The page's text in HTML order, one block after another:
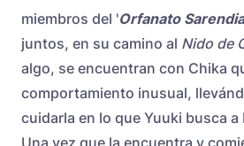
miembros del 'Orfanato Sarendia
juntos, en su camino al Nido de
algo, se encuentran con Chika
comportamiento inusual,
cuidarla en lo que Yuuki busca a